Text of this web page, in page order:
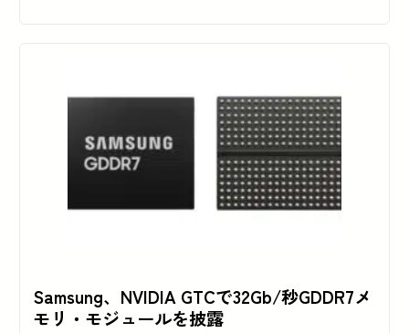
Samsung、NVIDIA GTCで32Gb/秒GDDR7メ
モリ・モジュールを披露